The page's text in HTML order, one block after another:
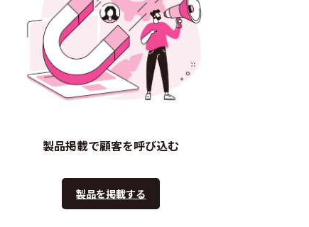
製品掲載で顧客を呼び込む
製品を掲載する